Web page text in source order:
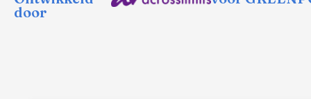
door